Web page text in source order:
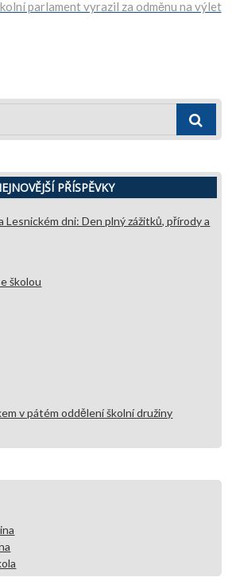
parlament vyrazil za odměnu na výlet
Hledej
PŘÍSPĚVKY
Lesnickém dni: Den plný zážitků, přírody a
školou
v pátém oddělení školní družiny